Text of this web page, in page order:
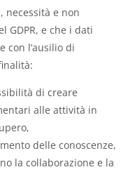
necessità e non
GDPR, e che i dati
con l’ausilio di
di creare
alle attività in
delle conoscenze,
la collaborazione e la